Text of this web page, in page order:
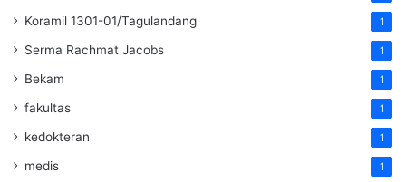
Koramil 1301-01/Tagulandang 1
Serma Rachmat Jacobs 1
Bekam 1
fakultas 1
kedokteran 1
medis 1